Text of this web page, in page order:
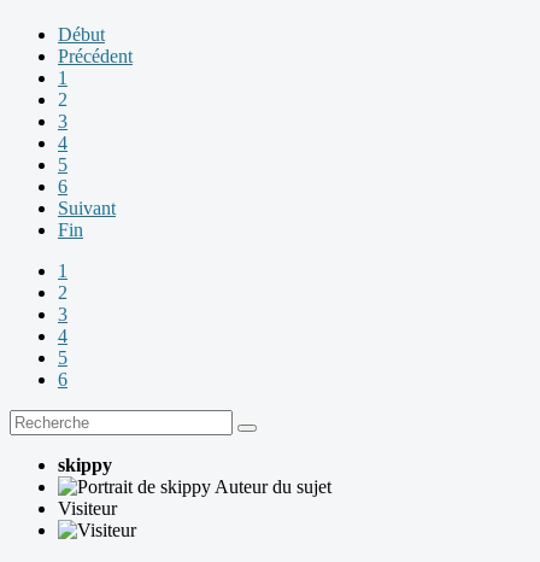
Début
Précédent
1
2
3
4
5
6
Suivant
Fin
1
2
3
4
5
6
skippy
Auteur du sujet
Visiteur